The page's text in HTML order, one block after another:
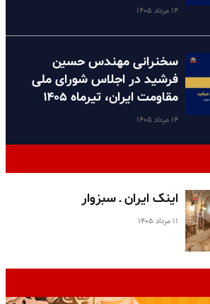
۱۴ مرداد ۱۴۰۵
سخنرانی مهندس حسین
فرشید در اجلاس شورای ملی
مقاومت ایران، تیرماه ۱۴۰۵
۱۴ مرداد ۱۴۰۵
اینک ایران ـ سبزوار
۱۱ مرداد ۱۴۰۵